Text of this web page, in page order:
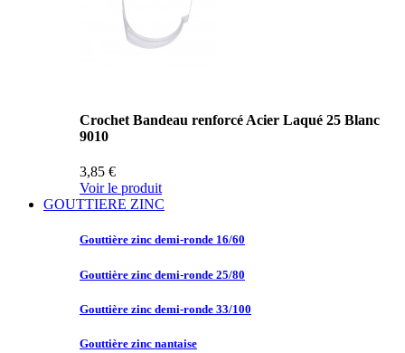
Crochet Bandeau renforcé Acier Laqué 25 Blanc
9010
3,85 €
Voir le produit
GOUTTIERE ZINC
Gouttière zinc demi-ronde 16/60
Gouttière zinc demi-ronde 25/80
Gouttière zinc demi-ronde 33/100
Gouttière zinc nantaise